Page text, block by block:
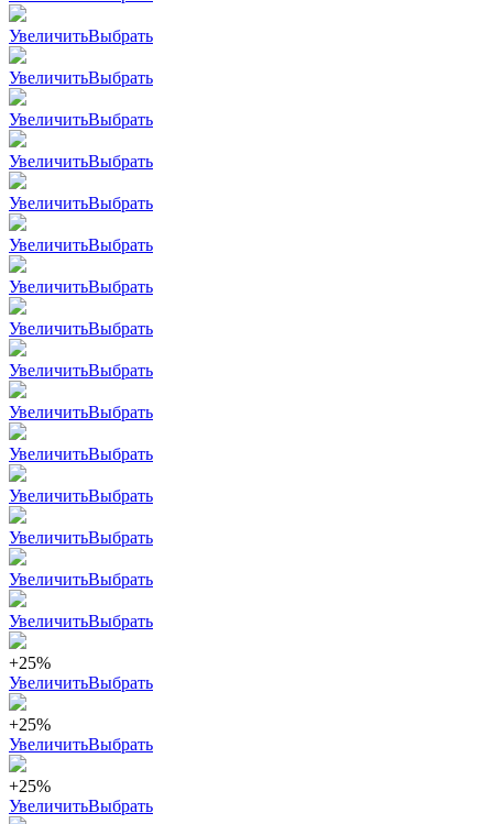
УвеличитьВыбрать
УвеличитьВыбрать
УвеличитьВыбрать
УвеличитьВыбрать
УвеличитьВыбрать
УвеличитьВыбрать
УвеличитьВыбрать
УвеличитьВыбрать
УвеличитьВыбрать
УвеличитьВыбрать
УвеличитьВыбрать
УвеличитьВыбрать
УвеличитьВыбрать
УвеличитьВыбрать
УвеличитьВыбрать
+25%
УвеличитьВыбрать
+25%
УвеличитьВыбрать
+25%
УвеличитьВыбрать